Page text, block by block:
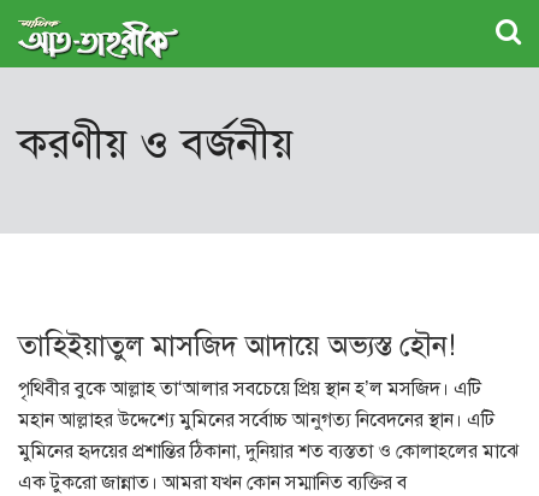
করণীয় ও বর্জনীয়
তাহিইয়াতুল মাসজিদ আদায়ে অভ্যস্ত হৌন!
পৃথিবীর বুকে আল্লাহ তা‘আলার সবচেয়ে প্রিয় স্থান হ’ল মসজিদ। এটি
মহান আল্লাহর উদ্দেশ্যে মুমিনের সর্বোচ্চ আনুগত্য নিবেদনের স্থান। এটি
মুমিনের হৃদয়ের প্রশান্তির ঠিকানা, দুনিয়ার শত ব্যস্ততা ও কোলাহলের মাঝে
এক টুকরো জান্নাত। আমরা যখন কোন সম্মানিত ব্যক্তির ব